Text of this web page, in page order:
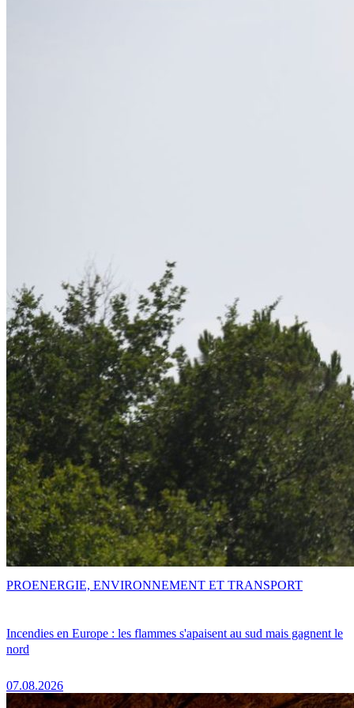
Incendies en Europe : les flammes s'apaisent au sud mais gagnent le
nord
07.08.2026
PROENERGIE, ENVIRONNEMENT ET TRANSPORT